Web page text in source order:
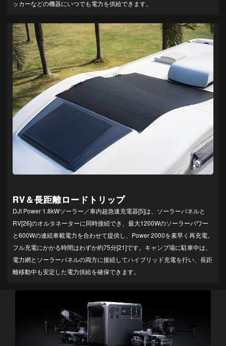
ッカーなどの機器にいつでも電力を供給できます。
RV＆長距離ロードトリップ
DJI Power 1.8kWソーラー／車内超急速充電器[5]は、ソーラーパネルと
RV[26]のオルタネーターに同時接続でき、最大1200Wのソーラーパワー
と600Wの連続車載電力を合わせて提供し、Power 2000を素早く再充電。
フル充電にかかる時間はわずか約75分[21]です。キャンプ場に駐車中は、
電力網とソーラーパネルの両方に接続してハイブリッド充電を行い、長距
離移動中も安定した電力供給を確保できます。